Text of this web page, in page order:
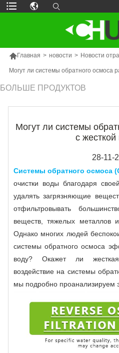
Главная > новости > Новости
Могут ли системы обратного осмоса
БОЛЬШЕ ПРОДУКТОВ
Могут ли системы
с
28-11-
Системы обратного осмоса
очистки воды благодаря
удалять загрязняющие
отфильтровывать
веществ, тяжелых металлов
Однако многих людей
системы обратного осмоса
воду? Окажет ли
воздействие на системы
мы подробно проанализируем